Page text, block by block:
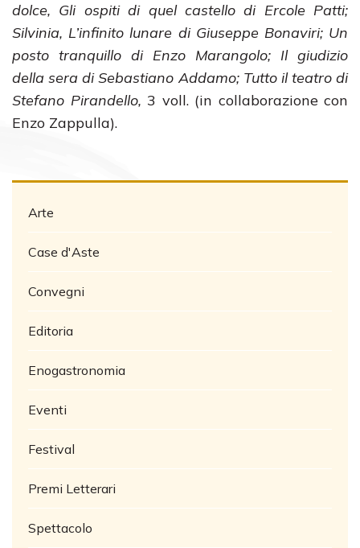
dolce, Gli ospiti di quel castello di Ercole Patti;
Silvinia, L’infinito lunare di Giuseppe Bonaviri; Un
posto tranquillo di Enzo Marangolo; Il giudizio
della sera di Sebastiano Addamo; Tutto il teatro di
Stefano Pirandello, 3 voll. (in collaborazione con
Enzo Zappulla).
Arte
Case d'Aste
Convegni
Editoria
Enogastronomia
Eventi
Festival
Premi Letterari
Spettacolo